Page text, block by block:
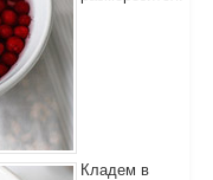
Кладем в